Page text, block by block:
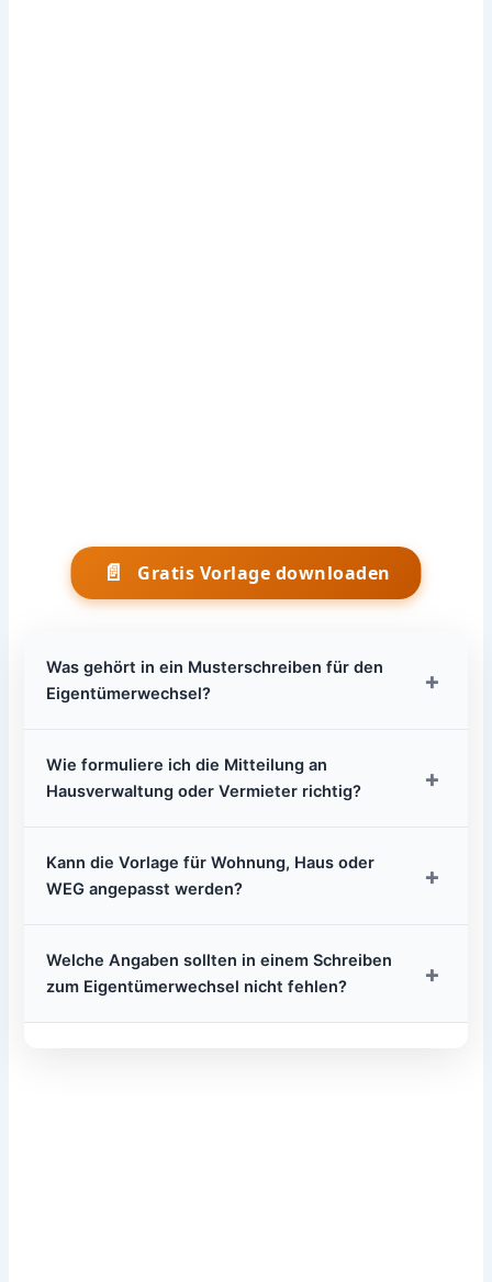
📄 Gratis Vorlage downloaden
Was gehört in ein Musterschreiben für den
Eigentümerwechsel?
+
Wie formuliere ich die Mitteilung an
Hausverwaltung oder Vermieter richtig?
+
Kann die Vorlage für Wohnung, Haus oder
WEG angepasst werden?
+
Welche Angaben sollten in einem Schreiben
zum Eigentümerwechsel nicht fehlen?
+